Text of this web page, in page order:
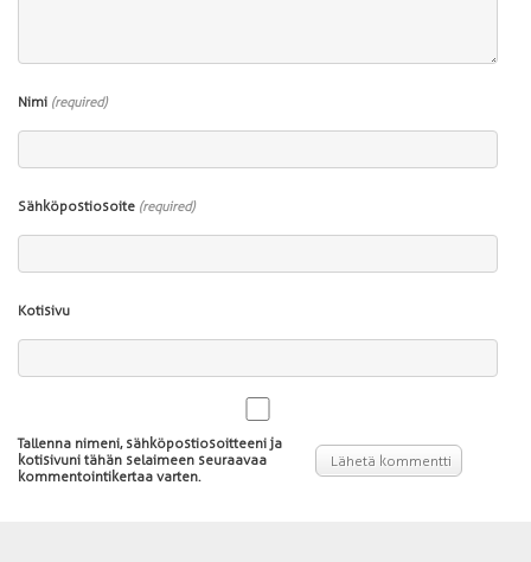
Nimi (required)
Sähköpostiosoite (required)
Kotisivu
Tallenna nimeni, sähköpostiosoitteeni ja
kotisivuni tähän selaimeen seuraavaa
kommentointikertaa varten.